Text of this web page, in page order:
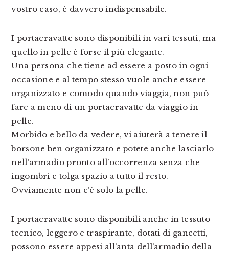
vostro caso, è davvero indispensabile.
I portacravatte sono disponibili in vari tessuti, ma
quello in pelle è forse il più elegante.
Una persona che tiene ad essere a posto in ogni
occasione e al tempo stesso vuole anche essere
organizzato e comodo quando viaggia, non può
fare a meno di un portacravatte da viaggio in
pelle.
Morbido e bello da vedere, vi aiuterà a tenere il
borsone ben organizzato e potete anche lasciarlo
nell’armadio pronto all’occorrenza senza che
ingombri e tolga spazio a tutto il resto.
Ovviamente non c’è solo la pelle.
I portacravatte sono disponibili anche in tessuto
tecnico, leggero e traspirante, dotati di gancetti,
possono essere appesi all’anta dell’armadio della